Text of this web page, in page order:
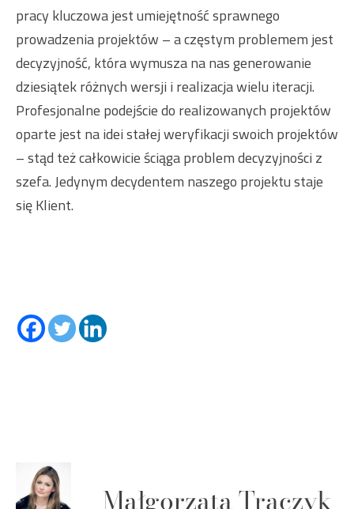
pracy kluczowa jest umiejętność sprawnego
prowadzenia projektów – a częstym problemem jest
decyzyjność, która wymusza na nas generowanie
dziesiątek różnych wersji i realizacja wielu iteracji.
Profesjonalne podejście do realizowanych projektów
oparte jest na idei stałej weryfikacji swoich projektów
– stąd też całkowicie ściąga problem decyzyjności z
szefa. Jedynym decydentem naszego projektu staje
się Klient.
Małgorzata Traczyk